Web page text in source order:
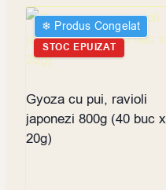
❄︎ Produs Congelat
STOC EPUIZAT
Gyoza cu pui, ravioli
japonezi 800g (40 buc x
20g)